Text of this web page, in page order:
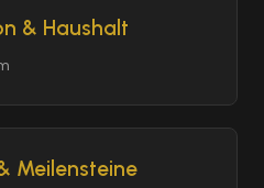
& Haushalt
Meilensteine